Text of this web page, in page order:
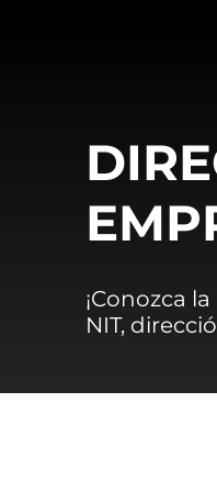
¡Conozca
NIT,